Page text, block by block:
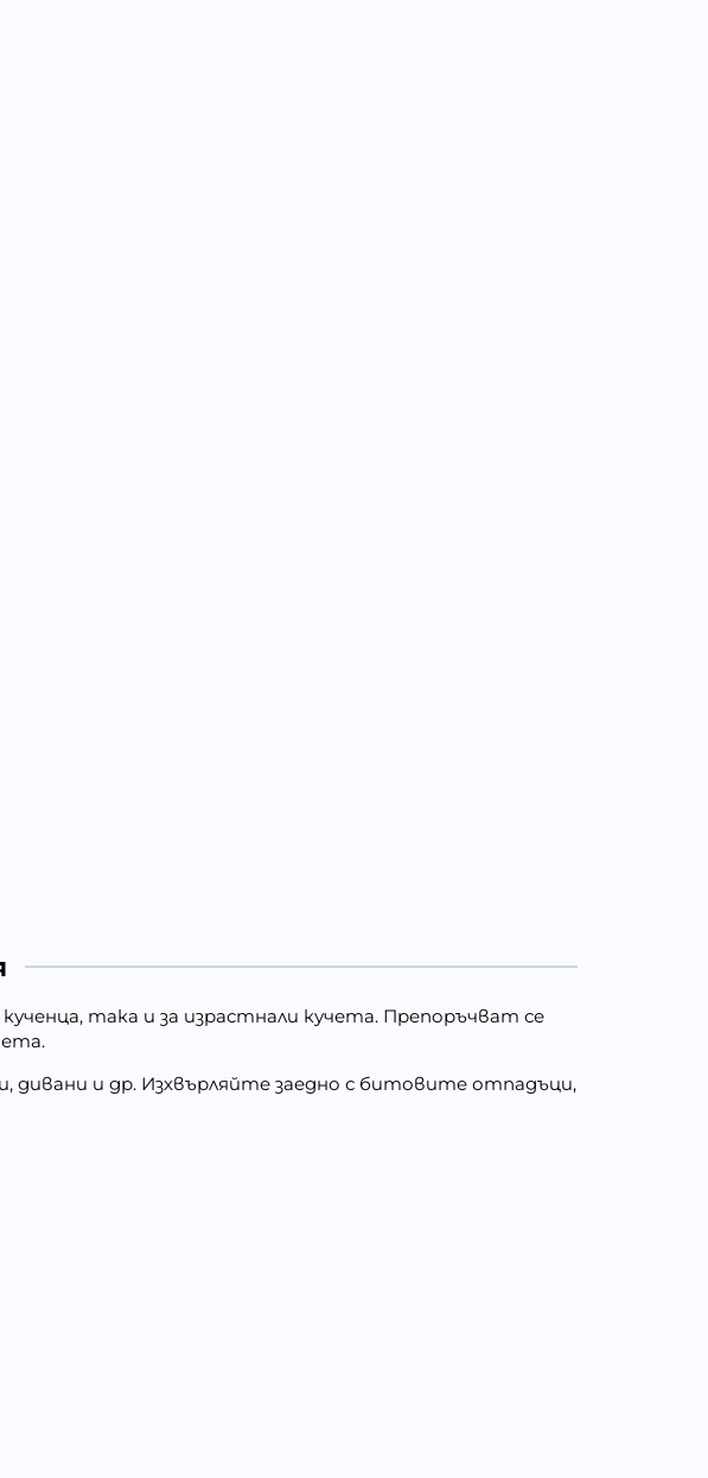
така и за израстнали кучета. Препоръчват се
дивани и др. Изхвърляйте заедно с битовите отпадъци,